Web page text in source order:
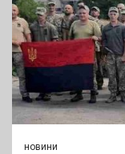
новини